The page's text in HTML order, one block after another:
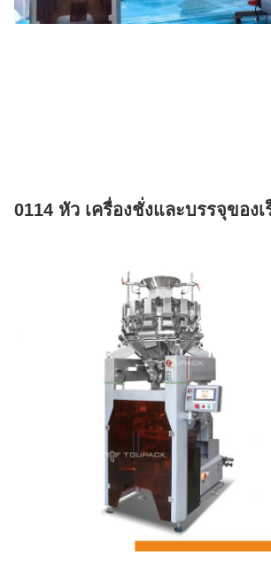
0114 หัว เครื่องชั่งและบรรจุของเ